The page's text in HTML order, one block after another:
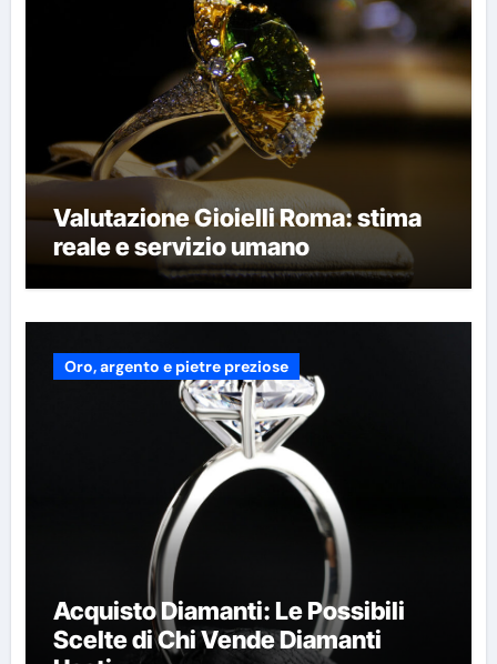
Valutazione Gioielli Roma: stima
reale e servizio umano
Oro, argento e pietre preziose
Acquisto Diamanti: Le Possibili
Scelte di Chi Vende Diamanti